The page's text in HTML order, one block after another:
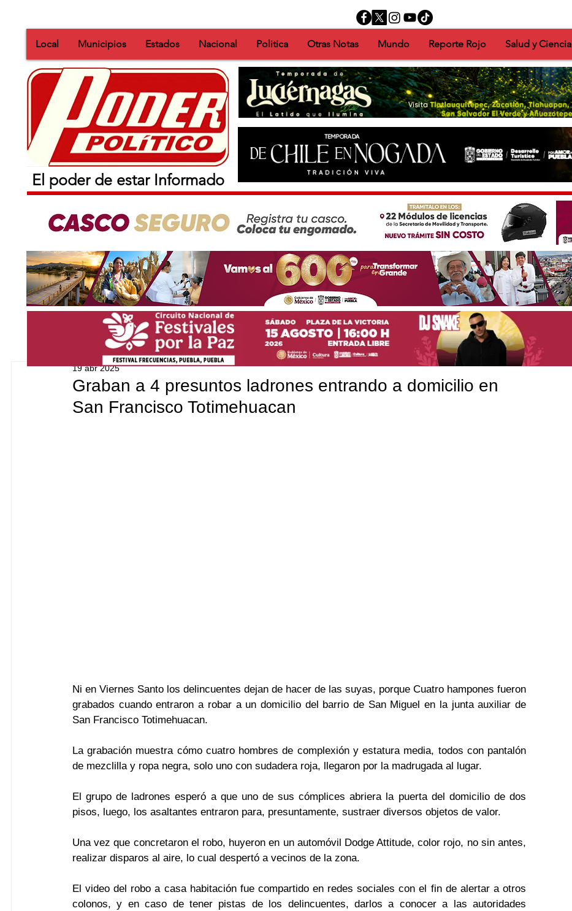
Local Municipios Estados Nacional Politica Otras Notas Mundo Reporte Rojo Salud y Ciencia
El poder de estar Informado
Graban a 4 presuntos ladrones entrando a domicilio en
San Francisco Totimehuacan
19 abr 2025
Ni en Viernes Santo los delincuentes dejan de hacer de las suyas, porque Cuatro hampones fueron
grabados cuando entraron a robar a un domicilio del barrio de San Miguel en la junta auxiliar de
San Francisco Totimehuacan.
La grabación muestra cómo cuatro hombres de complexión y estatura media, todos con pantalón
de mezclilla y ropa negra, solo uno con sudadera roja, llegaron por la madrugada al lugar.
El grupo de ladrones esperó a que uno de sus cómplices abriera la puerta del domicilio de dos
pisos, luego, los asaltantes entraron para, presuntamente, sustraer diversos objetos de valor.
Una vez que concretaron el robo, huyeron en un automóvil Dodge Attitude, color rojo, no sin antes,
realizar disparos al aire, lo cual despertó a vecinos de la zona.
El video del robo a casa habitación fue compartido en redes sociales con el fin de alertar a otros
colonos, y en caso de tener pistas de los delincuentes, darlos a conocer a las autoridades